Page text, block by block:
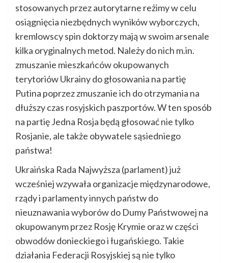
stosowanych przez autorytarne reżimy w celu
osiągnięcia niezbędnych wyników wyborczych,
kremlowscy spin doktorzy mają w swoim arsenale
kilka oryginalnych metod. Należy do nich m.in.
zmuszanie mieszkańców okupowanych
terytoriów Ukrainy do głosowania na partię
Putina poprzez zmuszanie ich do otrzymania na
dłuższy czas rosyjskich paszportów. W ten sposób
na partię Jedna Rosja będą głosować nie tylko
Rosjanie, ale także obywatele sąsiedniego
państwa!
Ukraińska Rada Najwyższa (parlament) już
wcześniej wzywała organizacje międzynarodowe,
rządy i parlamenty innych państw do
nieuznawania wyborów do Dumy Państwowej na
okupowanym przez Rosję Krymie oraz w części
obwodów donieckiego i ługańskiego. Takie
działania Federacji Rosyjskiej są nie tylko